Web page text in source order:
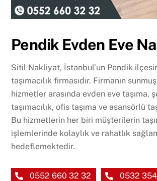
Pendik Evden Eve
Sitil Nakliyat, İstanbul’un Pendik
taşımacılık firmasıdır. Firmanın
hizmetler arasında evden eve taşıma,
taşımacılık, ofis taşıma ve asansörlü
Bu hizmetlerin her biri müşterilerin
işlemlerinde kolaylık ve rahatlık
hedeflemektedir.
0552 660 32 32 0532